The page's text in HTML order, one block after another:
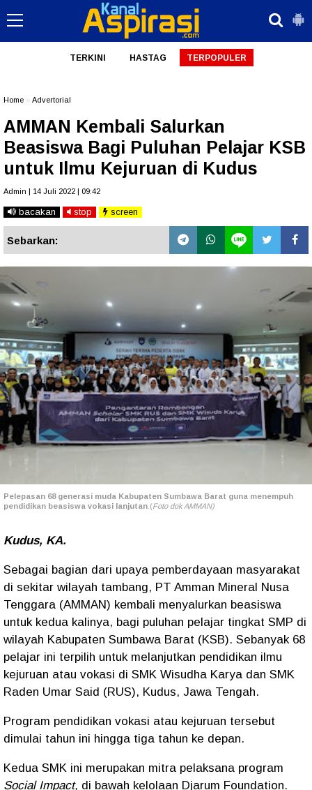
TERKINI HASTAG TERPOPULER
Home Advertorial
AMMAN Kembali Salurkan
Beasiswa Bagi Puluhan Pelajar KSB
untuk Ilmu Kejuruan di Kudus
Admin | 14 Juli 2022 | 09:42
bacakan stop screen
Sebarkan:
Pelepasan 68 generasi muda Kabupaten Sumbawa Barat guna menempuh
pendidikan beasiswa vokasi lanjutan .(Foto dok AMMAN)
Kudus, KA.
Sebagai bagian dari upaya pemberdayaan masyarakat
di sekitar wilayah tambang, PT Amman Mineral Nusa
Tenggara (AMMAN) kembali menyalurkan beasiswa
untuk kedua kalinya, bagi puluhan pelajar tingkat SMP di
wilayah Kabupaten Sumbawa Barat (KSB). Sebanyak 68
pelajar ini terpilih untuk melanjutkan pendidikan ilmu
kejuruan atau vokasi di SMK Wisudha Karya dan SMK
Raden Umar Said (RUS), Kudus, Jawa Tengah.
Program pendidikan vokasi atau kejuruan tersebut
dimulai tahun ini hingga tiga tahun ke depan.
Kedua SMK ini merupakan mitra pelaksana program
Social Impact, di bawah kelolaan Djarum Foundation.